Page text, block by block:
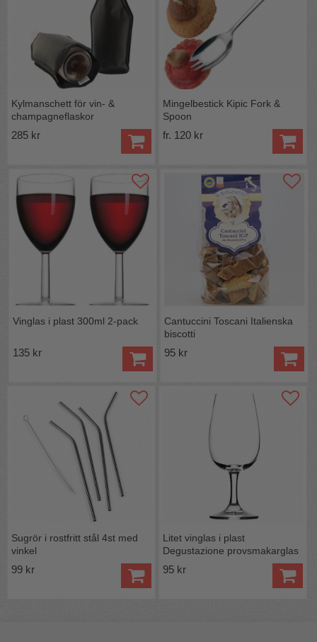
Kylmanschett för vin- &
champagneflaskor
285 kr
Mingelbestick Kipic Fork &
Spoon
fr. 120 kr
Vinglas i plast 300ml 2-pack
135 kr
Cantuccini Toscani Italienska
biscotti
95 kr
Sugrör i rostfritt stål 4st med
vinkel
99 kr
Litet vinglas i plast
Degustazione provsmakarglas
95 kr